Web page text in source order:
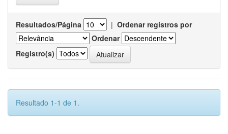
Resultados/Página | Ordenar registros por
Ordenar
Registro(s)
Resultado 1-1 de 1.